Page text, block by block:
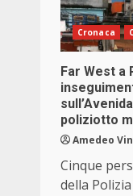
Cronaca
Far West a
poliziotto
Amedeo
Cinque
della